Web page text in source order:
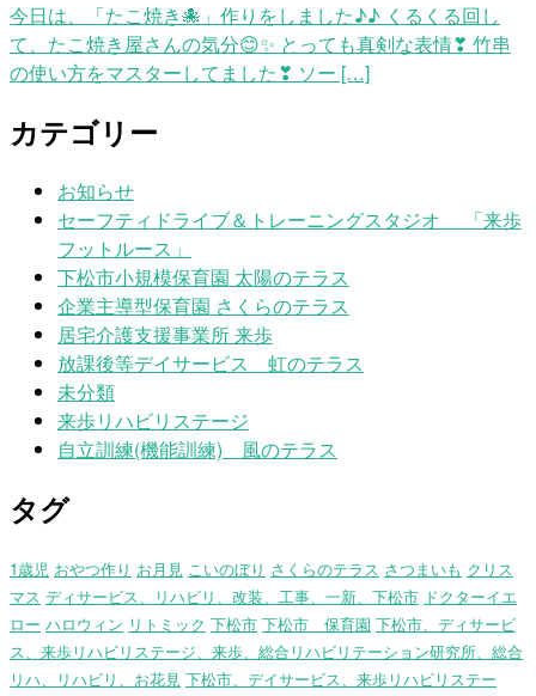
今日は、「たこ焼き🐙」作りをしました♪♪ くるくる回し
て、たこ焼き屋さんの気分😊✨ とっても真剣な表情❣ 竹串
の使い方をマスターしてました❣ ソー […]
カテゴリー
お知らせ
セーフティドライブ＆トレーニングスタジオ 「来歩
フットルース」
下松市小規模保育園 太陽のテラス
企業主導型保育園 さくらのテラス
居宅介護支援事業所 来歩
放課後等デイサービス 虹のテラス
未分類
来歩リハビリステージ
自立訓練(機能訓練) 風のテラス
タグ
1歳児 おやつ作り お月見 こいのぼり さくらのテラス さつまいも クリス
マス ディサービス、リハビリ、改装、工事、一新、下松市 ドクターイエ
ロー ハロウィン リトミック 下松市 下松市 保育園 下松市、ディサービ
ス、来歩リハビリステージ、来歩、総合リハビリテーション研究所、総合
リハ、リハビリ、お花見 下松市、デイサービス、来歩リハビリステー